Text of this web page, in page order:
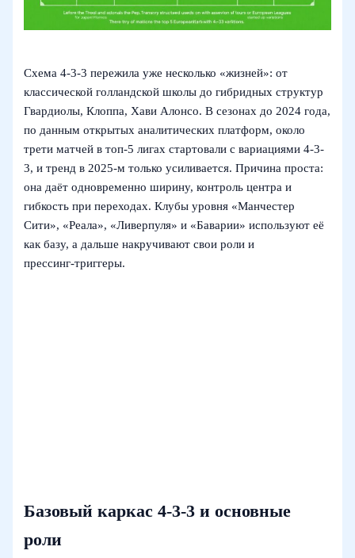
Схема 4-3-3 пережила уже несколько «жизней»: от
классической голландской школы до гибридных структур
Гвардиолы, Клоппа, Хави Алонсо. В сезонах до 2024 года,
по данным открытых аналитических платформ, около
трети матчей в топ‑5 лигах стартовали с вариациями 4-3-
3, и тренд в 2025-м только усиливается. Причина проста:
она даёт одновременно ширину, контроль центра и
гибкость при переходах. Клубы уровня «Манчестер
Сити», «Реала», «Ливерпуля» и «Баварии» используют её
как базу, а дальше накручивают свои роли и
прессинг‑триггеры.
Базовый каркас 4-3-3 и основные
роли